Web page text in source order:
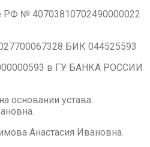
РФ № 40703810702490000022
БИК 044525593
в ГУ БАНКА РОССИИ
основании устава:
Анастасия Ивановна.